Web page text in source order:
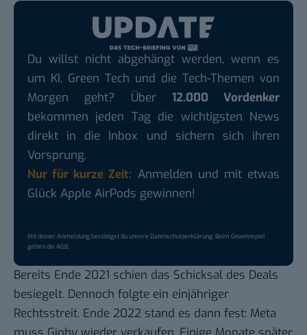
Du willst nicht abgehängt werden, wenn es
um KI, Green Tech und die Tech-Themen von
Morgen geht? Über 12.000 Vordenker
bekommen jeden Tag die wichtigsten News
direkt in die Inbox und sichern sich ihren
Vorsprung.
Nur für kurze Zeit: Anmelden und mit etwas
Glück Apple AirPods gewinnen!
Mit deiner Anmeldung bestätigst du unsereDatenschutzerklärung. Beim Gewinnspiel
gelten dieAGB.
Bereits Ende 2021 schien das Schicksal des Deals
besiegelt. Dennoch folgte ein einjähriger
Rechtsstreit. Ende 2022 stand es dann fest: Meta